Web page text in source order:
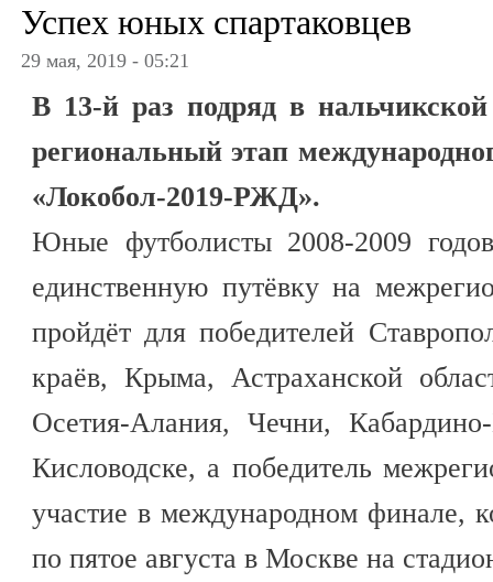
Успех юных спартаковцев
29 мая, 2019 - 05:21
В 13-й раз подряд в
региональный этап
«Локобол-2019-РЖД».
Юные футболисты 2008-2009
единственную путёвку на
пройдёт для победителей
краёв, Крыма, Астраханской
Осетия-Алания, Чечни,
Кисловодске, а победитель
участие в международном финале,
по пятое августа в Москве на